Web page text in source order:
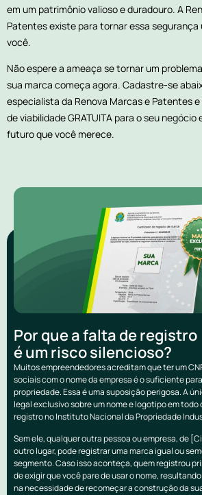
em um patrimônio valioso e duradouro. A
Patentes existe para tornar essa segurança
você.
Não espere a ameaça se tornar um
sua marca começa agora. Cadastre-se
especialista da Renova Marcas e Patentes
de viabilidade GRATUITA para o seu
futuro que você merece.
Por que a falta de registro
é um risco silencioso?
Muitos empreendedores acreditam que ter um
sociais com o nome da empresa é o suficiente
propriedade. Essa é uma suposição perigosa. A
legal exclusivo sobre um nome e logotipo em todo
registro no Instituto Nacional da Propriedade
Sem ele, qualquer outra pessoa ou empresa, de
outro lugar, pode registrar uma marca igual ou
segmento. Caso isso aconteça, quem registrou
de exigir que você pare de usar o nome,
na necessidade de recomeçar a construção da